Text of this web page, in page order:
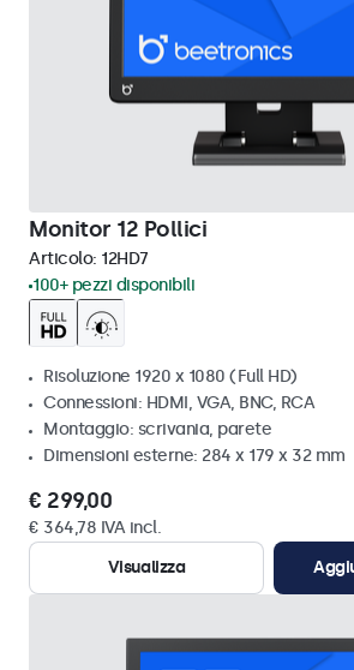
Monitor 12 Pollici
Articolo: 12HD7
100+ pezzi disponibili
Risoluzione 1920 x 1080 (Full HD)
Connessioni: HDMI, VGA, BNC, RCA
Montaggio: scrivania, parete
Dimensioni esterne: 284 x 179 x 32 mm
€ 299,00
€ 364,78 IVA incl.
Visualizza